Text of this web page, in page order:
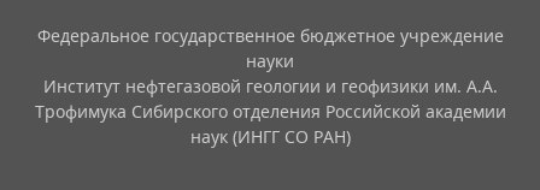
Федеральное государственное бюджетное учреждение
науки
Институт нефтегазовой геологии и геофизики им. А.А.
Трофимука Сибирского отделения Российской академии
наук (ИНГГ СО РАН)